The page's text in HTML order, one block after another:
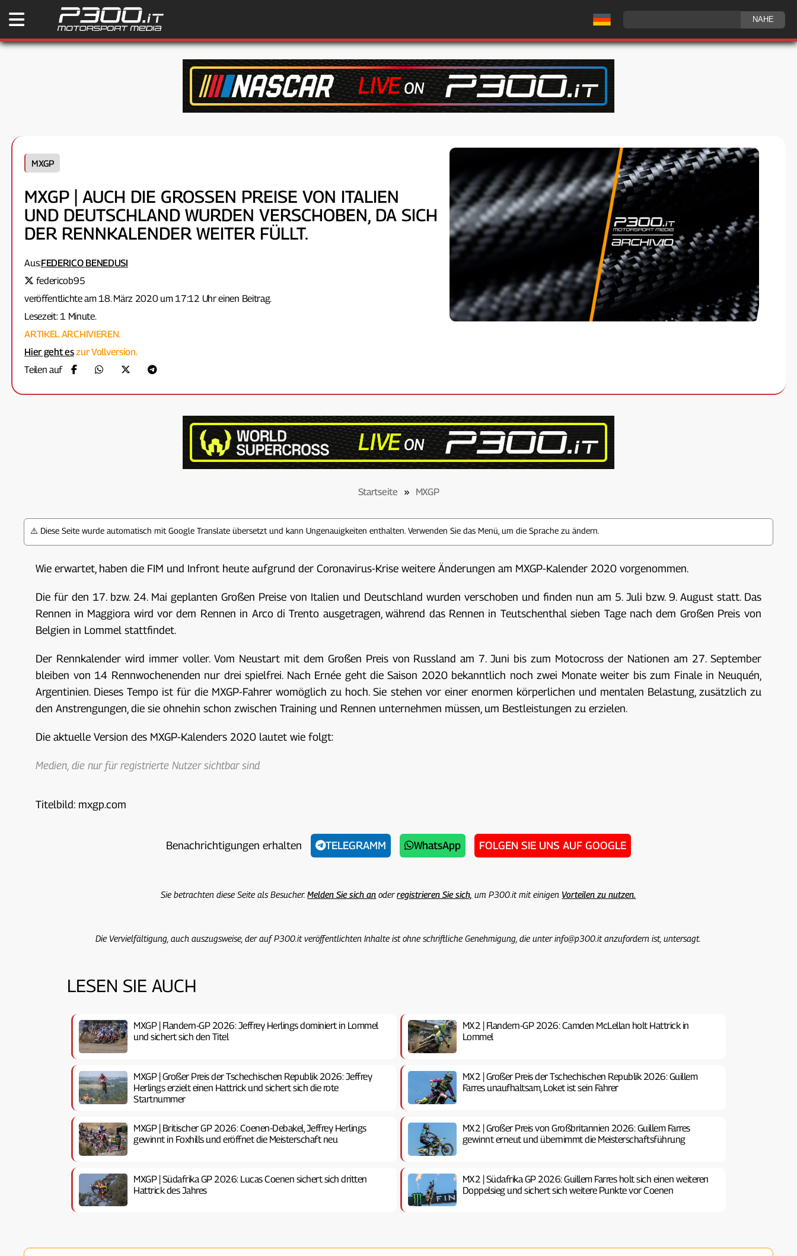
MXGP
MXGP | AUCH DIE GROSSEN PREISE VON ITALIEN U
ND DEUTSCHLAND WURDEN VERSCHOBEN, DA SICH D
ER RENNKALENDER WEITER FÜLLT.
Aus:FEDERICO BENEDUSI
federicob95
veröffentlichte am 18. März 2020 um 17:12 Uhr einen Beitrag.
Lesezeit: 1 Minute.
ARTIKEL ARCHIVIEREN.
Hier geht eszur Vollversion.
Teilen auf
Startseite » MXGP
⚠️ Diese Seite wurde automatisch mit Google Translate übersetzt und kann Ungenauigkeiten enthalten. Verwenden Sie das Menü, um die Sprache zu ändern.
Wie erwartet, haben die FIM und Infront heute aufgrund der Coronavirus-Krise weitere Änderungen am MXGP-Kalender 2020 vorgenommen.
Die für den 17. bzw. 24. Mai geplanten Großen Preise von Italien und Deutschland wurden verschoben und finden nun am 5. Juli bzw. 9. August statt. Das
Rennen in Maggiora wird vor dem Rennen in Arco di Trento ausgetragen, während das Rennen in Teutschenthal sieben Tage nach dem Großen Preis von
Belgien in Lommel stattfindet.
Der Rennkalender wird immer voller. Vom Neustart mit dem Großen Preis von Russland am 7. Juni bis zum Motocross der Nationen am 27. September
bleiben von 14 Rennwochenenden nur drei spielfrei. Nach Ernée geht die Saison 2020 bekanntlich noch zwei Monate weiter bis zum Finale in Neuquén,
Argentinien. Dieses Tempo ist für die MXGP-Fahrer womöglich zu hoch. Sie stehen vor einer enormen körperlichen und mentalen Belastung, zusätzlich zu
den Anstrengungen, die sie ohnehin schon zwischen Training und Rennen unternehmen müssen, um Bestleistungen zu erzielen.
Die aktuelle Version des MXGP-Kalenders 2020 lautet wie folgt:
Medien, die nur für registrierte Nutzer sichtbar sind
Titelbild: mxgp.com
Benachrichtigungen erhalten TELEGRAMM WhatsApp FOLGEN SIE UNS AUF GOOGLE
Sie betrachten diese Seite als Besucher.Melden Sie sich an oderregistrieren Sie sich, um P300.it mit einigen Vorteilen zu nutzen.
Die Vervielfältigung, auch auszugsweise, der auf P300.it veröffentlichten Inhalte ist ohne schriftliche Genehmigung, die unter info@p300.it anzufordern ist, untersagt.
LESEN SIE AUCH
MXGP | Flandern-GP 2026: Jeffrey Herlings dominiert in Lommel
und sichert sich den Titel
MX2 | Flandern-GP 2026: Camden McLellan holt Hattrick in
Lommel
MXGP | Großer Preis der Tschechischen Republik 2026: Jeffrey
Herlings erzielt einen Hattrick und sichert sich die rote
Startnummer
MX2 | Großer Preis der Tschechischen Republik 2026: Guillem
Farres unaufhaltsam, Loket ist sein Fahrer
MXGP | Britischer GP 2026: Coenen-Debakel, Jeffrey Herlings
gewinnt in Foxhills und eröffnet die Meisterschaft neu
MX2 | Großer Preis von Großbritannien 2026: Guillem Farres
gewinnt erneut und übernimmt die Meisterschaftsführung
MXGP | Südafrika GP 2026: Lucas Coenen sichert sich dritten
Hattrick des Jahres
MX2 | Südafrika GP 2026: Guillem Farres holt sich einen weiteren
Doppelsieg und sichert sich weitere Punkte vor Coenen